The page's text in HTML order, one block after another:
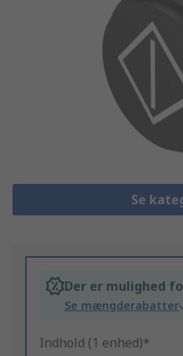
Se
Der er mulighed
Se mængderabatter
Indhold (1 enhed)*